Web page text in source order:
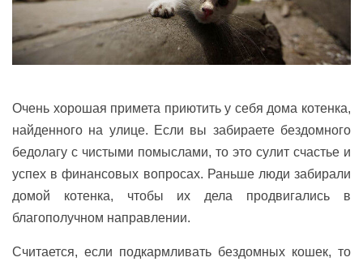
Очень хорошая примета приютить у себя дома котенка,
найденного на улице. Если вы забираете бездомного
бедолагу с чистыми помыслами, то это сулит счастье и
успех в финансовых вопросах. Раньше люди забирали
домой котенка, чтобы их дела продвигались в
благополучном направлении.
Считается, если подкармливать бездомных кошек, то